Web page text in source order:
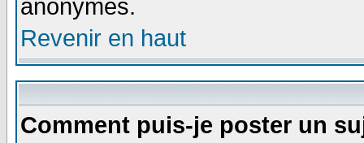
anonymes.
Revenir en haut
Comment puis-je poster un